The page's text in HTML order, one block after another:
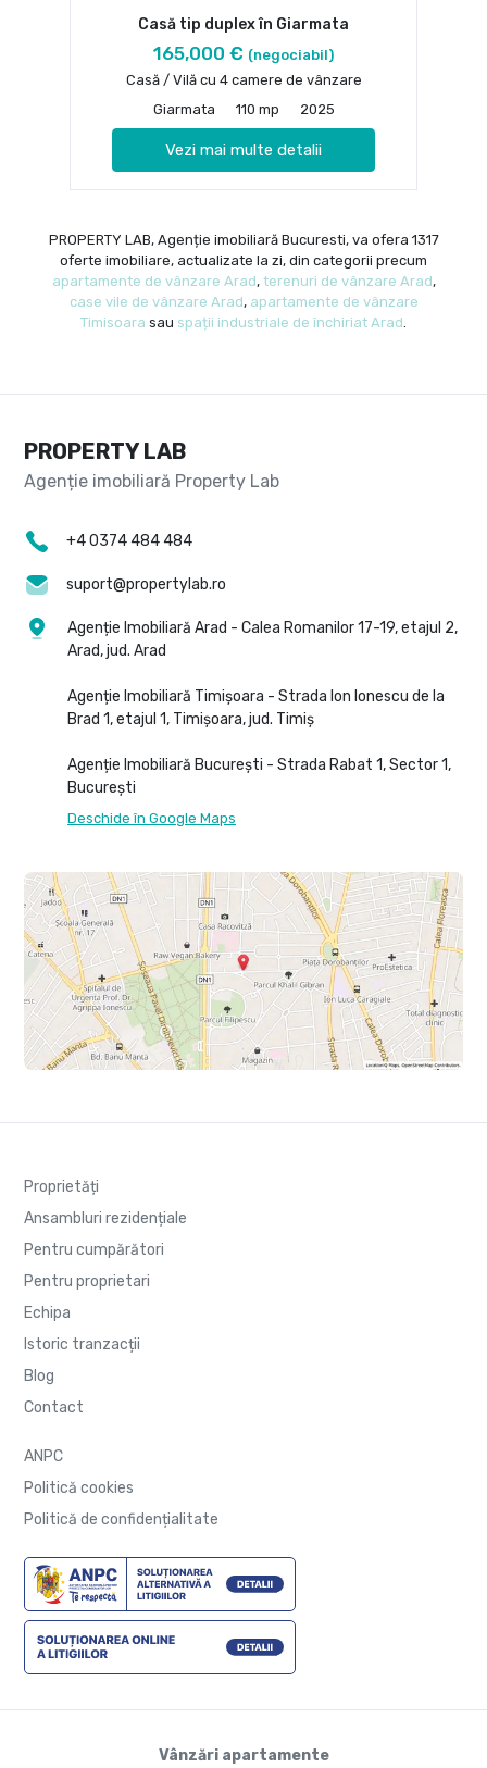
Casă tip duplex în Giarmata
165,000 € (negociabil)
Casă / Vilă cu 4 camere de vânzare
Giarmata
110 mp 2025
Vezi mai multe detalii
PROPERTY LAB, Agenție imobiliară Bucuresti, va ofera 1317
oferte imobiliare, actualizate la zi, din categorii precum
apartamente de vânzare Arad, terenuri de vânzare Arad,
case vile de vânzare Arad, apartamente de vânzare
Timisoara sau spații industriale de închiriat Arad
PROPERTY LAB
+4 0374 484 484
suport@propertylab.ro
Agenție Imobiliară Arad - Calea Romanilor 17-19, etajul 2,
Arad, jud. Arad
Agenție Imobiliară Timișoara - Strada Ion Ionescu de la
Brad 1, etajul 1, Timișoara, jud. Timiș
Agenție Imobiliară București - Strada Rabat 1, Sector 1,
București
Deschide în Google Maps
Proprietăți
Ansambluri rezidențiale
Pentru cumpărători
Pentru proprietari
Echipa
Istoric tranzacții
Blog
Contact
ANPC
Politică cookies
Politică de confidențialitate
Vânzări apartamente